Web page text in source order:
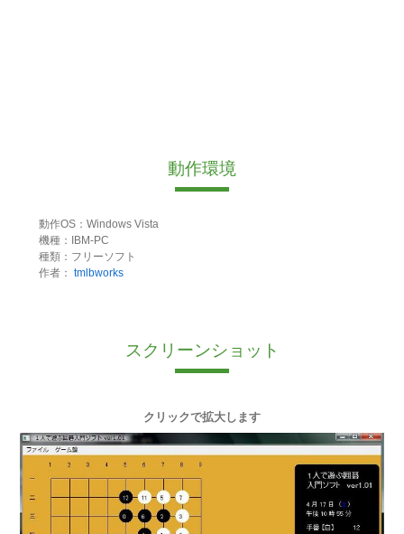
動作環境
動作OS：Windows Vista
機種：IBM-PC
種類：フリーソフト
作者： tmlbworks
スクリーンショット
クリックで拡大します